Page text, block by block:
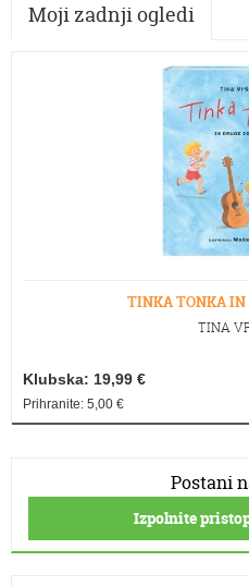
Moji zadnji ogledi
TINKA TONKA IN
TINA
Klubska: 19,99 €
Prihranite: 5,00 €
Postani
Izpolnite